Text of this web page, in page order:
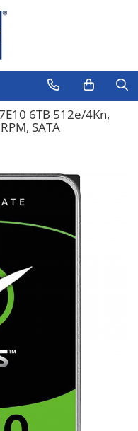
6TB 512e/4Kn,
SATA